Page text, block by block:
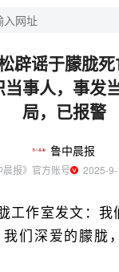
辟谣于朦胧
当事人，事发
局，已报警
鲁中晨报
晨报》官方账号
2025-
工作室发文：我
们深爱的朦胧